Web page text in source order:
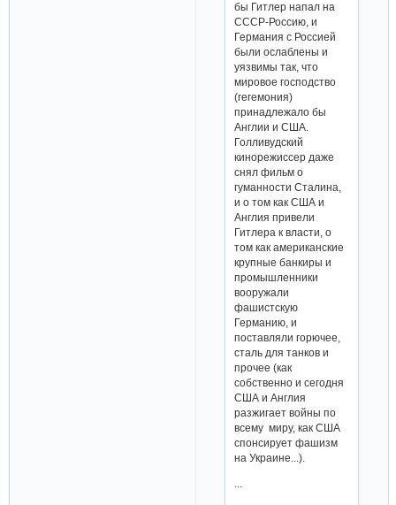
бы Гитлер напал на
СССР-Россию, и
Германия с Россией
были ослаблены и
уязвимы так, что
мировое господство
(гегемония)
принадлежало бы
Англии и США.
Голливудский
кинорежиссер даже
снял фильм о
гуманности Сталина,
и о том как США и
Англия привели
Гитлера к власти, о
том как американские
крупные банкиры и
промышленники
вооружали
фашистскую
Германию, и
поставляли горючее,
сталь для танков и
прочее (как
собственно и сегодня
США и Англия
разжигает войны по
всему миру, как США
спонсирует фашизм
на Украине...).